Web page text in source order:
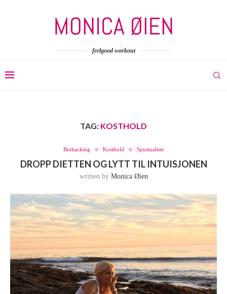
feelgood workout
TAG: KOSTHOLD
Biohacking Kosthold Spiritualitet
DROPP DIETTEN OG LYTT TIL INTUISJONEN
written by Monica Øien